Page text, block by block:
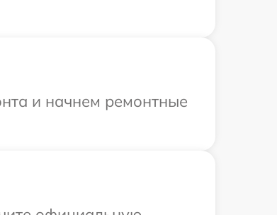
и начнем ремонтные